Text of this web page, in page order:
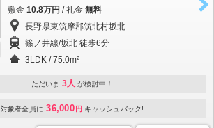
敷金 10.8万円 / 礼金 無料
長野県東筑摩郡筑北村坂北
篠ノ井線/坂北 徒歩6分
3LDK / 75.0m²
ただいま 3人 が検討中！
対象者全員に 36,000 円 キャッシュバック!